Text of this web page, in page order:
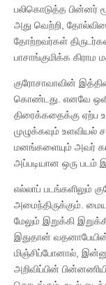
பலிகொடுத்த பின்னர்
அது வெற்றி,
தோற்றவர்கள்
பாசாங்குமிக்க கிராம
குரோசாவாவின்
கொண்டது. எனவே
திரைக்கதைக்கு ஏற்ப
முழுக்கவும் உளவியல்
மனங்களையும் அவர்
அப்படியான ஒரு படம்
எல்லாப் படங்களிலும்
அமைந்திருக்கும்.
மேலும் இறுக்கி
இதுதான் வதனாபேயின்
மிஞ்சிப்போனால்,
அறிவிப்பின்